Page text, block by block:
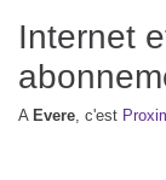
Internet
A Evere, c'est